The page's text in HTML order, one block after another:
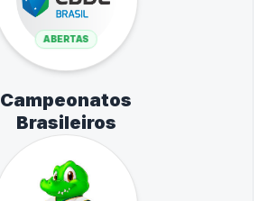
ABERTAS
Campeonatos
Brasileiros